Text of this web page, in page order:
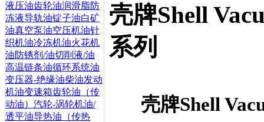
液压油齿轮油润滑脂防
冻液导轨油锭子油白矿
油真空泵油空压机油针
织机油冷冻机油火花机
油防锈剂/油切削液/油
高温链条油循环系统油
变压器-绝缘油柴油发动
机油变速箱齿轮油（传
动油） 汽轮-涡轮机油/
透平油导热油（传热
壳牌Shell
系列
壳牌Shell